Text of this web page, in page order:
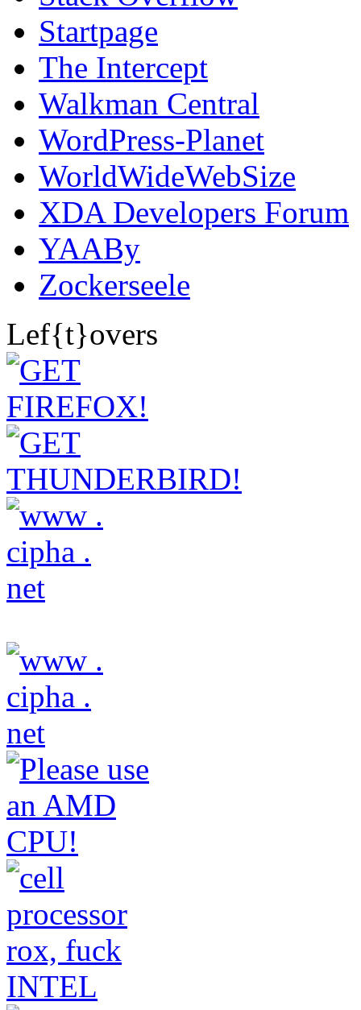
Startpage
The Intercept
Walkman Central
WordPress-Planet
WorldWideWebSize
XDA Developers Forum
YAABy
Zockerseele
Lef{t}overs